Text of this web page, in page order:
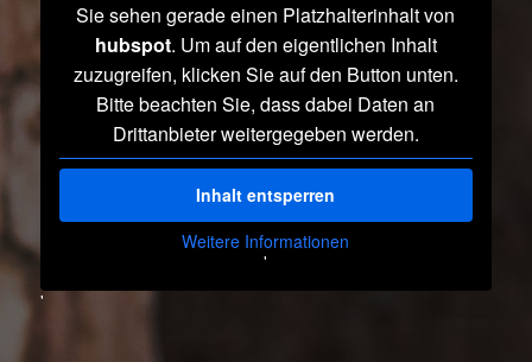
Sie sehen gerade einen Platzhalterinhalt von
hubspot. Um auf den eigentlichen Inhalt
zuzugreifen, klicken Sie auf den Button unten.
Bitte beachten Sie, dass dabei Daten an
Drittanbieter weitergegeben werden.
Inhalt entsperren
Weitere Informationen
'
'